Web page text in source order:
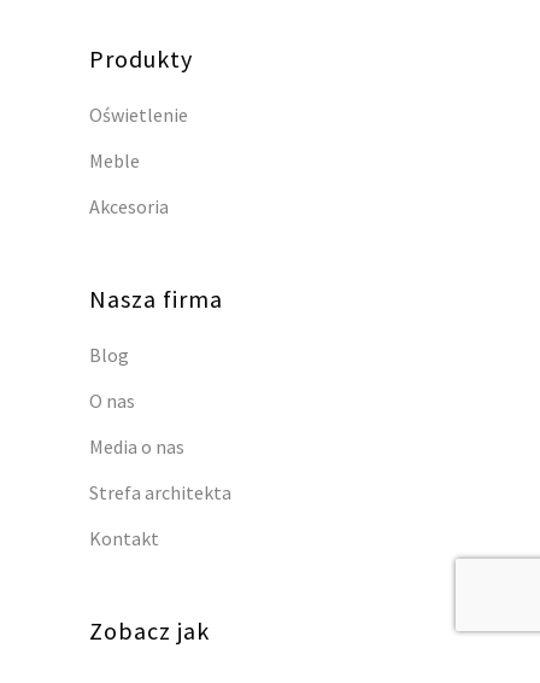
Produkty
Oświetlenie
Meble
Akcesoria
Nasza firma
Blog
O nas
Media o nas
Strefa architekta
Kontakt
Zobacz jak